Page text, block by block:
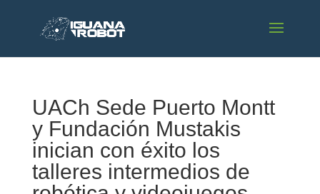
UACh Sede Puerto Montt
y Fundación Mustakis
inician con éxito los
talleres intermedios de